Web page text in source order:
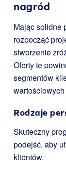
nagród
Mając solidne
rozpocząć
stworzenie
Oferty te
segmentów
Rodzaje
Skuteczny
podejść, aby
klientów.